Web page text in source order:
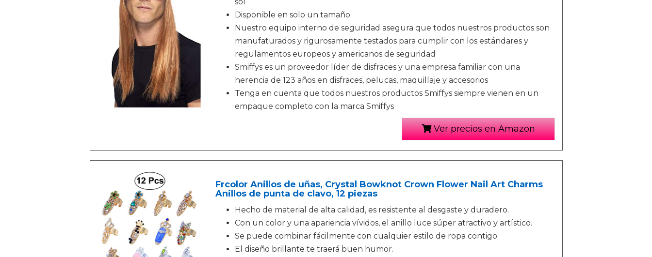
Disponible en solo un tamaño
Nuestro equipo interno de seguridad asegura que todos nuestros productos son
manufaturados y rigurosamente testados para cumplir con los estándares y
regulamentos europeos y americanos de seguridad
Smiffys es un proveedor líder de disfraces y una empresa familiar con una
herencia de 123 años en disfraces, pelucas, maquillaje y accesorios
Tenga en cuenta que todos nuestros productos Smiffys siempre vienen en un
empaque completo con la marca Smiffys
Ver precios en Amazon
Frcolor Anillos de uñas, Crystal Bowknot Crown Flower Nail Art Charms
Anillos de punta de clavo, 12 piezas
Hecho de material de alta calidad, es resistente al desgaste y duradero.
Con un color y una apariencia vívidos, el anillo luce súper atractivo y artístico.
Se puede combinar fácilmente con cualquier estilo de ropa contigo.
El diseño brillante te traerá buen humor.